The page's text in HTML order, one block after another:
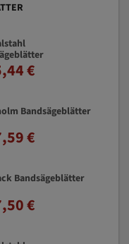
€
Bandsägeblätter
€
Bandsägeblätter
€